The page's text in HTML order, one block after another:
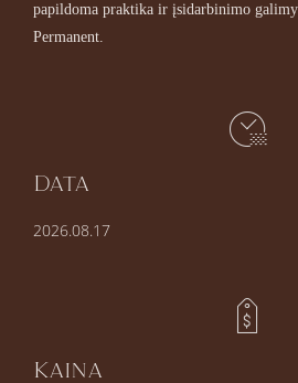
papildoma praktika ir įsidarbinimo
Permanent.
Data
2026.08.17
Kaina